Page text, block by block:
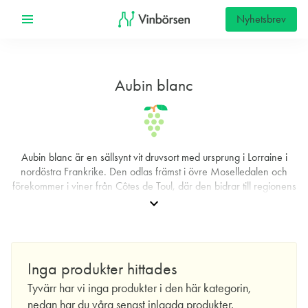
Nyhetsbrev
Aubin blanc
Aubin blanc är en sällsynt vit druvsort med ursprung i Lorraine i
nordöstra Frankrike. Den odlas främst i övre Moselledalen och
förekommer i viner från Côtes de Toul, där den bidrar till regionens
särskilda identitet. Druvan är en historisk korsning mellan Gouais
blanc ofta förenar tydlig syra med en diskret, nyanserad aromatik.
låga skördeutbyten gör att odlarna måste arbeta noggrant för att få
jämn kvalitet år efter år.
expand_more
Inga produkter hittades
Tyvärr har vi inga produkter i den här kategorin,
nedan har du våra senast inlagda produkter.